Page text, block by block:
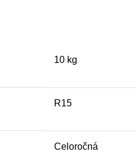
10 kg
R15
Celoročná